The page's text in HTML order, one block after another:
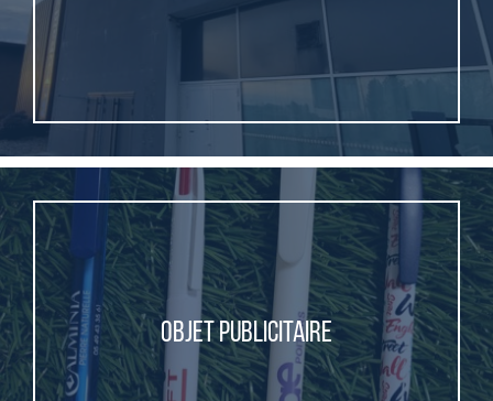
OBJET PUBLICITAIRE